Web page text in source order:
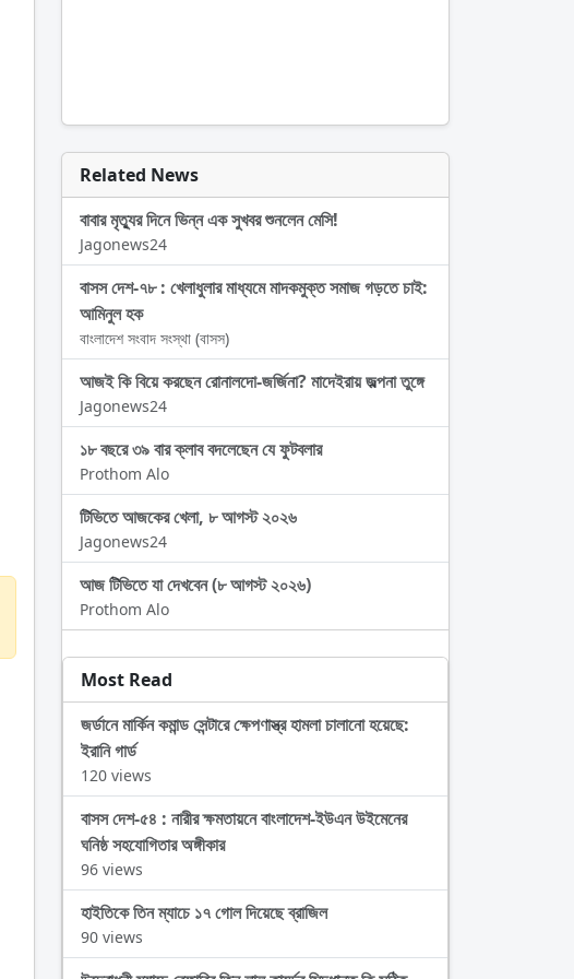
Related News
বাবার মৃত্যুর দিনে ভিন্ন এক সুখবর শুনলেন মেসি!
Jagonews24
বাসস দেশ-৭৮ : খেলাধুলার মাধ্যমে মাদকমুক্ত সমাজ গড়তে চাই:
আমিনুল হক
বাংলাদেশ সংবাদ সংস্থা (বাসস)
আজই কি বিয়ে করছেন রোনালদো-জর্জিনা? মাদেইরায় জল্পনা তুঙ্গে
Jagonews24
১৮ বছরে ৩৯ বার ক্লাব বদলেছেন যে ফুটবলার
Prothom Alo
টিভিতে আজকের খেলা, ৮ আগস্ট ২০২৬
Jagonews24
আজ টিভিতে যা দেখবেন (৮ আগস্ট ২০২৬)
Prothom Alo
Most Read
জর্ডানে মার্কিন কমান্ড সেন্টারে ক্ষেপণাস্ত্র হামলা চালানো হয়েছে:
ইরানি গার্ড
120 views
বাসস দেশ-৫৪ : নারীর ক্ষমতায়নে বাংলাদেশ-ইউএন উইমেনের
ঘনিষ্ঠ সহযোগিতার অঙ্গীকার
96 views
হাইতিকে তিন ম্যাচে ১৭ গোল দিয়েছে ব্রাজিল
90 views